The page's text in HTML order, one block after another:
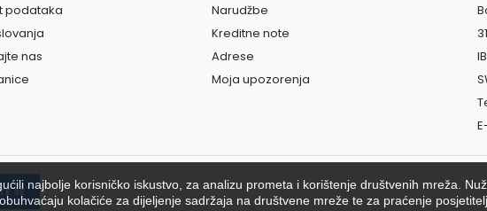
podataka
nas
Narudžbe
Kreditne note
Adrese
Moja upozorenja
najbolje korisničko iskustvo, za analizu prometa i korištenje društvenih mreža.
kolačiće za dijeljenje sadržaja na društvene mreže te za praćenje